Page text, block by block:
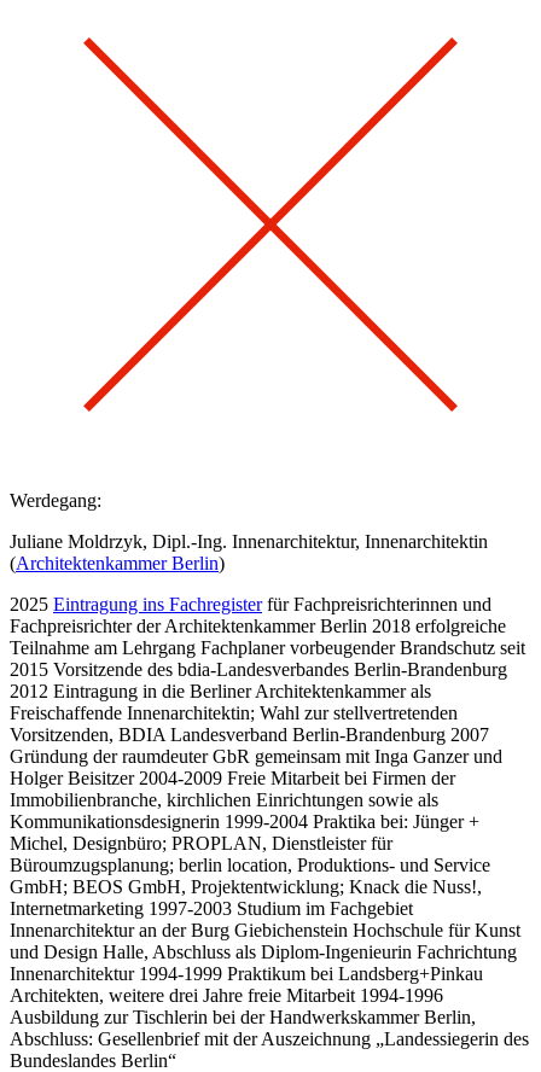
Werdegang:
Juliane Moldrzyk, Dipl.-Ing. Innenarchitektur, Innenarchitektin
(Architektenkammer Berlin)
2025 Eintragung ins Fachregisterfür Fachpreisrichterinnen und
Fachpreisrichter der Architektenkammer Berlin 2018 erfolgreiche
Teilnahme am Lehrgang Fachplaner vorbeugender Brandschutz seit
2015 Vorsitzende des bdia-Landesverbandes Berlin-Brandenburg
2012 Eintragung in die Berliner Architektenkammer als
Freischaffende Innenarchitektin; Wahl zur stellvertretenden
Vorsitzenden, BDIA Landesverband Berlin-Brandenburg 2007
Gründung der raumdeuter GbR gemeinsam mit Inga Ganzer und
Holger Beisitzer 2004-2009 Freie Mitarbeit bei Firmen der
Immobilienbranche, kirchlichen Einrichtungen sowie als
Kommunikationsdesignerin 1999-2004 Praktika bei: Jünger +
Michel, Designbüro; PROPLAN, Dienstleister für
Büroumzugsplanung; berlin location, Produktions- und Service
GmbH; BEOS GmbH, Projektentwicklung; Knack die Nuss!,
Internetmarketing 1997-2003 Studium im Fachgebiet
Innenarchitektur an der Burg Giebichenstein Hochschule für Kunst
und Design Halle, Abschluss als Diplom-Ingenieurin Fachrichtung
Innenarchitektur 1994-1999 Praktikum bei Landsberg+Pinkau
Architekten, weitere drei Jahre freie Mitarbeit 1994-1996
Ausbildung zur Tischlerin bei der Handwerkskammer Berlin,
Abschluss: Gesellenbrief mit der Auszeichnung „Landessiegerin des
Bundeslandes Berlin“